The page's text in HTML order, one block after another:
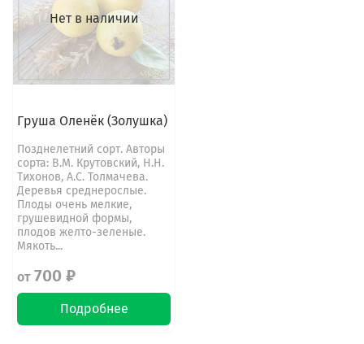
Нет в наличии
Груша Оленёк (Золушка)
Позднелетний сорт. Авторы
сорта: В.М. Крутовский, Н.Н.
Тихонов, А.С. Толмачева.
Деревья среднерослые.
Плоды очень мелкие,
грушевидной формы,
плодов желто-зеленые.
Мякоть...
от700 ₽
Подробнее